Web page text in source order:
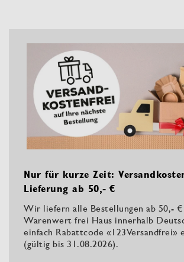
Nur für kurze Zeit:
Lieferung ab 50,- €
Wir liefern alle Bestellungen ab 50,-
Warenwert frei Haus innerhalb
einfach Rabattcode «123Versandfrei»
(gültig bis 31.08.2026).